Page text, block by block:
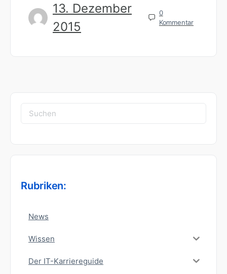
13. Dezember
2015
0
Kommentar
Suchen
nach:
Rubriken:
News
Wissen
Der IT-Karriereguide